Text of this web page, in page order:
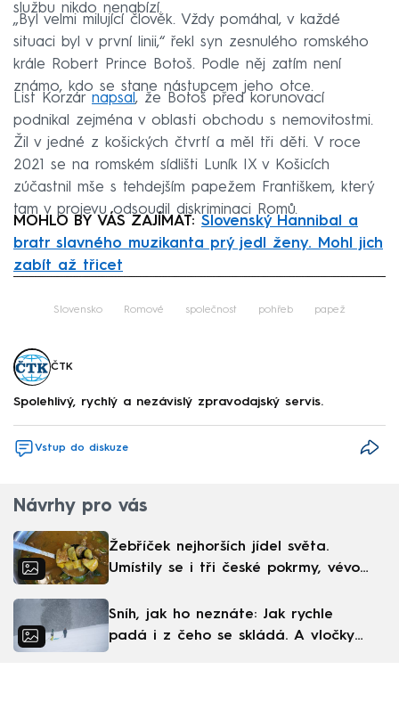
službu nikdo nenabízí.
„Byl velmi milující člověk. Vždy pomáhal, v každé
situaci byl v první linii,“ řekl syn zesnulého romského
krále Robert Prince Botoš. Podle něj zatím není
známo, kdo se stane nástupcem jeho otce.
List Korzár napsal, že Botoš před korunovací
podnikal zejména v oblasti obchodu s nemovitostmi.
Žil v jedné z košických čtvrtí a měl tři děti. V roce
2021 se na romském sídlišti Luník IX v Košicích
zúčastnil mše s tehdejším papežem Františkem, který
tam v projevu odsoudil diskriminaci Romů.
MOHLO BY VÁS ZAJÍMAT: Slovenský Hannibal a
bratr slavného muzikanta prý jedl ženy. Mohl jich
zabít až třicet
Slovensko Romové společnost pohřeb papež
ČTK
Spolehlivý, rychlý a nezávislý zpravodajský servis.
Vstup do diskuze
Návrhy pro vás
Žebříček nejhorších jídel světa.
Umístily se i tři české pokrmy, vévodí
Sníh, jak ho neznáte: Jak rychle
padá i z čeho se skládá. A vločky